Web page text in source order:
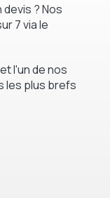
? Nos
7 via le
l'un de nos
les plus brefs